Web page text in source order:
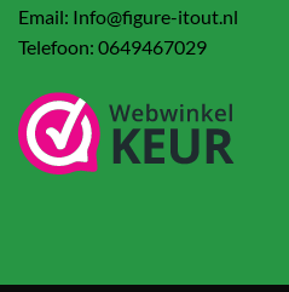
Email: Info@figure-itout.nl
Telefoon: 0649467029